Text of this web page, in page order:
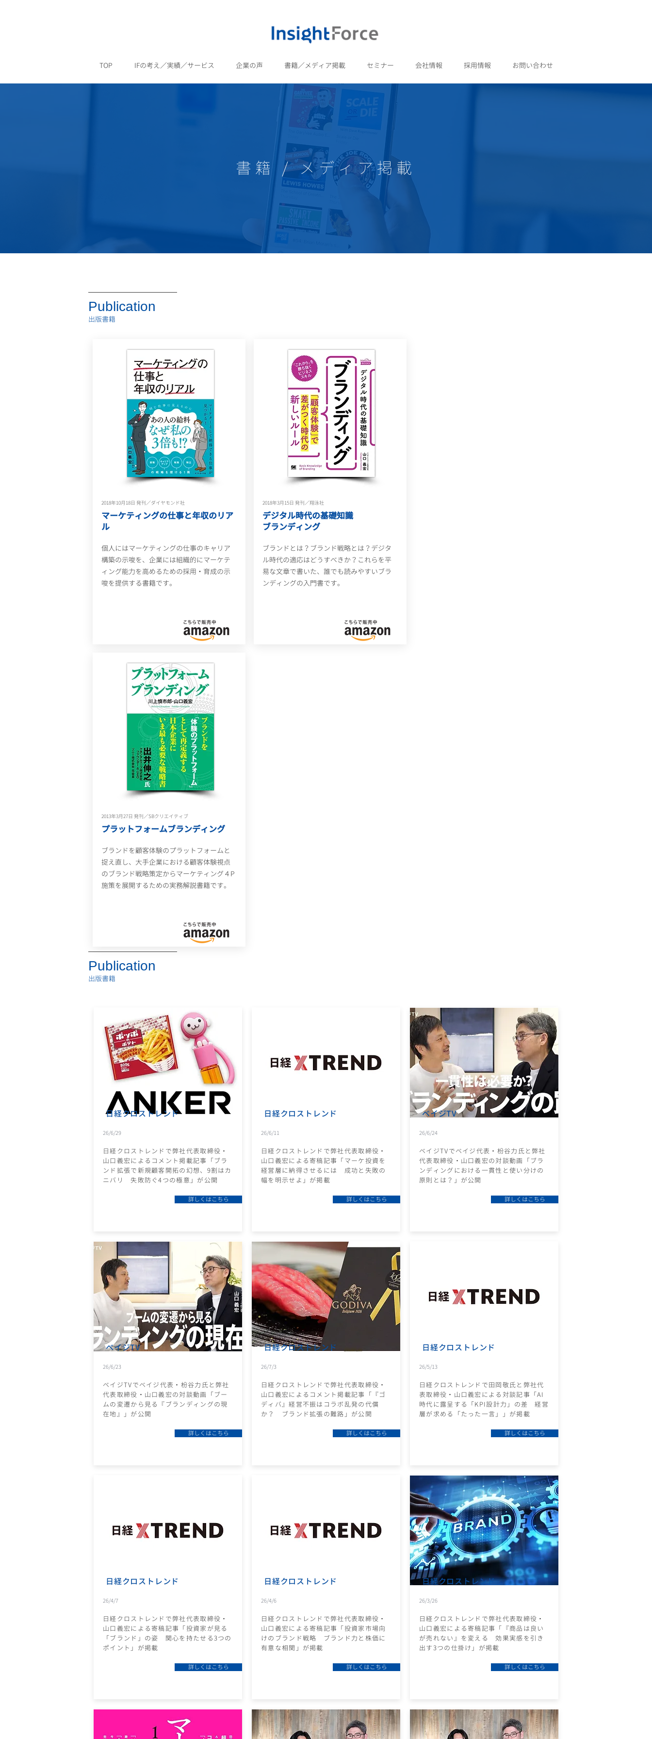
TOP IFの考え／実績／サービス 企業の声 書籍／メディア掲載 セミナー 会社情報 採用情報 お問い合わせ
書籍 / メディア掲載
Publication
​出版書籍
2018年10月18日 発刊／ダイヤモンド社
マーケティングの仕事と年収のリア
ル
個人にはマーケティングの仕事のキャリア
構築の示唆を、企業には組織的にマーケテ
ィング能力を高めるための採用・育成の示
唆を提供する書籍です。
2018年3月15日 発刊／翔泳社
デジタル時代の基礎知識
​ブランディング
ブランドとは？ブランド戦略とは？デジタ
ル時代の適応はどうすべきか？これらを平
易な文章で書いた、誰でも読みやすいブラ
ンディングの入門書です。
2013年3月27日 発刊／SBクリエイティブ
プラットフォームブランディング
ブランドを顧客体験のプラットフォームと
捉え直し、大手企業における顧客体験視点
のブランド戦略策定からマーケティング４P
施策を展開するための実務解説書籍です。
Publication
​出版書籍
日経クロストレンド
26/6/29
日経クロストレンドで弊社代表取締役・
山口義宏によるコメント掲載記事「ブラ
ンド拡張で新規顧客開拓の幻想、9割はカ
ニバリ 失敗防ぐ4つの極意」が公開
詳しくはこちら
ベイジTV
26/6/23
ベイジTVでベイジ代表・枌谷力氏と弊社
代表取締役・山口義宏の対談動画「ブー
ムの変遷から見る『ブランディングの現
在地』」が公開
詳しくはこちら
日経クロストレンド
26/4/7
日経クロストレンドで弊社代表取締役・
山口義宏による寄稿記事「投資家が見る
「ブランド」の姿 関心を持たせる3つの
ポイント」が掲載
詳しくはこちら
日経クロストレンド
26/6/11
日経クロストレンドで弊社代表取締役・
山口義宏による寄稿記事「マーケ投資を
経営層に納得させるには 成功と失敗の
幅を明示せよ」が掲載
詳しくはこちら
日経クロストレンド
26/7/3
日経クロストレンドで弊社代表取締役・
山口義宏によるコメント掲載記事「『ゴ
ディバ』経営不振はコラボ乱発の代償
か？ ブランド拡張の難路」が公開
詳しくはこちら
日経クロストレンド
26/4/6
日経クロストレンドで弊社代表取締役・
山口義宏による寄稿記事「投資家市場向
けのブランド戦略 ブランド力と株価に
有意な相関」が掲載
詳しくはこちら
ベイジTV
26/6/24
ベイジTVでベイジ代表・枌谷力氏と弊社
代表取締役・山口義宏の対談動画「ブラ
ンディングにおける一貫性と使い分けの
原則とは？」が公開
詳しくはこちら
日経クロストレンド
26/5/13
日経クロストレンドで田岡敬氏と弊社代
表取締役・山口義宏による対談記事「AI
時代に露呈する「KPI設計力」の差 経営
層が求める「たった一言」」が掲載
詳しくはこちら
日経クロストレンド
26/3/26
日経クロストレンドで弊社代表取締役・
山口義宏による寄稿記事「『商品は良い
が売れない』を変える 効果実感を引き
出す3つの仕掛け」が掲載
詳しくはこちら